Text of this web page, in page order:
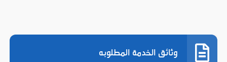
وثائق الخدمة المطلوبه